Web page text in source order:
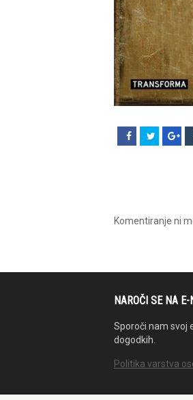
Komentiranje ni
NAROČI SE NA E-
Sporoči nam svoj
dogodkih.
Politika varstva